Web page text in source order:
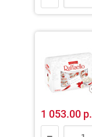
1 053.00 р.